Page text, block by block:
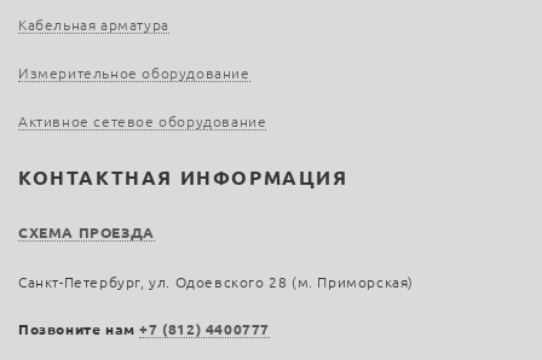
Кабельная арматура
Измерительное оборудование
Активное сетевое оборудование
КОНТАКТНАЯ ИНФОРМАЦИЯ
СХЕМА ПРОЕЗДА
Санкт-Петербург, ул. Одоевского 28 (м. Приморская)
Позвоните нам+7 (812) 4400777